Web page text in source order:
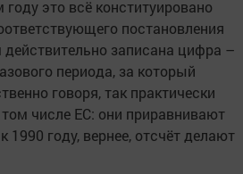
это всё конституировано
постановления
записана цифра –
периода, за который
говоря, так практически
числе ЕС: они приравнивают
1990 году, вернее, отсчёт делают